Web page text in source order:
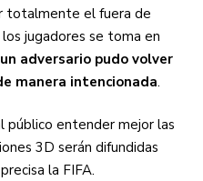
totalmente el fuera de
jugadores se toma en
adversario pudo volver
manera intencionada.
entender mejor las
3D serán difundidas
la FIFA.